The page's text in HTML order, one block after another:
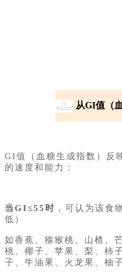
02 从GI值（
GI值（血糖生成指数）反
的速度和能力：
当GI≤55时 ，可认为该食
低）
如香蕉、猕猴桃、山楂、
桃、椰子、苹果、梨、柿
子、牛油果、火龙果、柚